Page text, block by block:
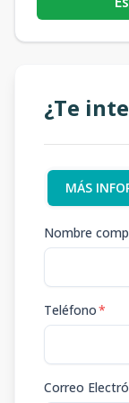
¿Te
MÁS
Nombre
Teléfono*
Correo